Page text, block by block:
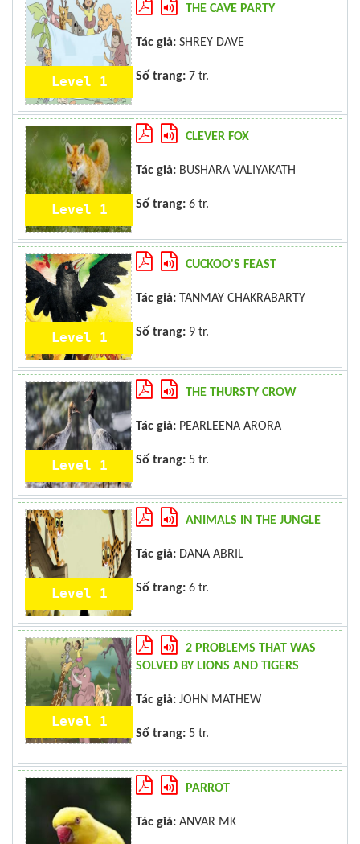
Level 1
THE CAVE PARTY
Tác giả: SHREY DAVE
Số trang: 7 tr.
Level 1
CLEVER FOX
Tác giả: BUSHARA VALIYAKATH
Số trang: 6 tr.
Level 1
CUCKOO'S FEAST
Tác giả: TANMAY CHAKRABARTY
Số trang: 9 tr.
Level 1
THE THURSTY CROW
Tác giả: PEARLEENA ARORA
Số trang: 5 tr.
Level 1
ANIMALS IN THE JUNGLE
Tác giả: DANA ABRIL
Số trang: 6 tr.
Level 1
2 PROBLEMS THAT WAS
SOLVED BY LIONS AND TIGERS
Tác giả: JOHN MATHEW
Số trang: 5 tr.
PARROT
Tác giả: ANVAR MK